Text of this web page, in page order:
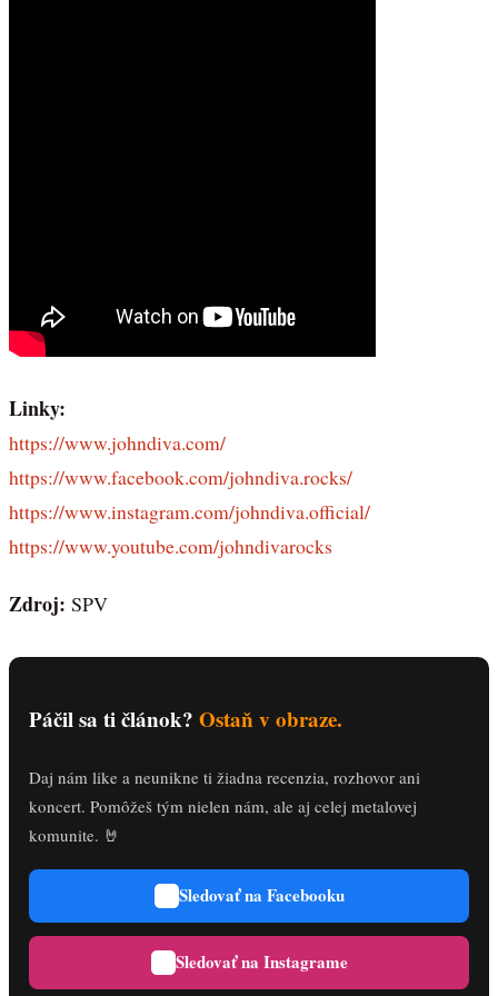
Linky:
https://www.johndiva.com/
https://www.facebook.com/johndiva.rocks/
https://www.instagram.com/johndiva.official/
https://www.youtube.com/johndivarocks
Zdroj: SPV
Páčil sa ti článok? Ostaň v obraze.
Daj nám like a neunikne ti žiadna recenzia, rozhovor ani
koncert. Pomôžeš tým nielen nám, ale aj celej metalovej
komunite. 🤘
Sledovať na Facebooku
Sledovať na Instagrame